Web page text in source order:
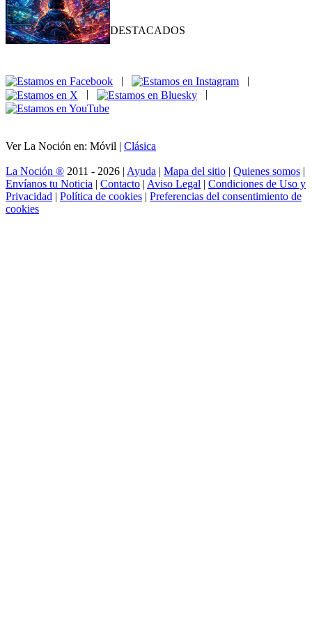
DESTACADOS
|
|
Ver La Noción en: Móvil | Clásica
La Noción ® 2011 - 2026 | Ayuda | Mapa del sitio | Quienes somos |
Envíanos tu Noticia | Contacto | Aviso Legal | Condiciones de Uso y
Privacidad | Política de cookies | Preferencias del consentimiento de
cookies